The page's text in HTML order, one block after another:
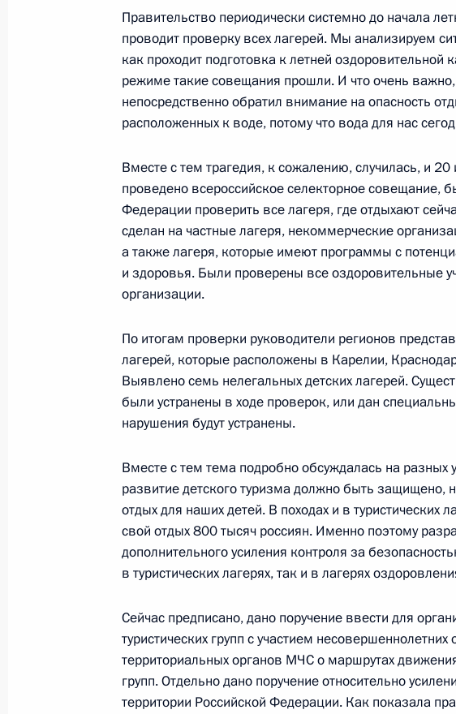
Заседание Госсовета по вопросам ЖКХ
31 мая 2013 года, 17:20
Рабочая встреча с Первым заместителем
Правительства Игорем Шуваловым и
Эльвирой Набиуллиной
23 апреля 2013 года, 10:15
и демографической политике
Встреча с военнослужащими Военно-
Разделы сайта
Информационные
Правительство периодически системно до начала
проводит проверку всех лагерей. Мы анализируем
как проходит подготовка к летней
режиме такие совещания прошли. И что очень
непосредственно обратил внимание на опасность
расположенных к воде, потому что вода для нас
Вместе с тем трагедия, к сожалению, случилась, и
проведено всероссийское селекторное совещание,
Федерации проверить все лагеря, где отдыхают
сделан на частные лагеря, некоммерческие
а также лагеря, которые имеют программы с
и здоровья. Были проверены все оздоровительные
организации.
По итогам проверки руководители регионов
лагерей, которые расположены в Карелии,
Выявлено семь нелегальных детских лагерей.
были устранены в ходе проверок, или дан
нарушения будут устранены.
Вместе с тем тема подробно обсуждалась на
развитие детского туризма должно быть защищено,
отдых для наших детей. В походах и в туристических
свой отдых 800 тысяч россиян. Именно поэтому
дополнительного усиления контроля за
в туристических лагерях, так и в лагерях
Сейчас предписано, дано поручение ввести для
туристических групп с участием
территориальных органов МЧС о маршрутах
групп. Отдельно дано поручение относительно
территории Российской Федерации. Как показала